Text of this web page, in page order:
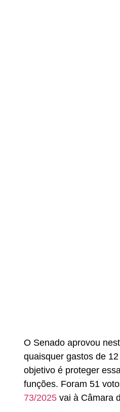
O Senado aprovou
quaisquer gastos de
objetivo é proteger
funções. Foram 51
73/2025 vai à Câmara